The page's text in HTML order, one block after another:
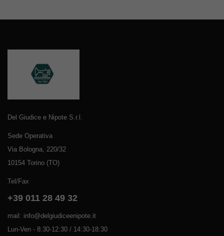
Del Giudice e Nipote S.r.l.
Sede Operativa
Via Bologna, 220/32
10154 Torino (TO)
Tel/Fax
+39 011 28 49 32
mail: info@delgiudiceenipote.it
Lun-Ven - 8:30-12:30 / 14:30-18:30